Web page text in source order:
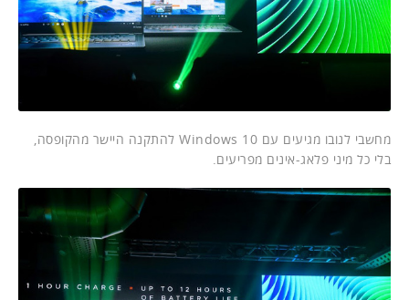
מחשבי לנובו מגיעים עם Windows 10 להתקנה היישר מהקופסה,
בלי כל מיני פלאג-אינים מפריעים.